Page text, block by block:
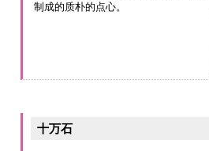
制成的质朴的点心。
十万石